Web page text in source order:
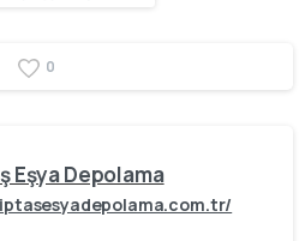
0
Eşya Depolama